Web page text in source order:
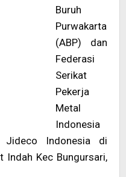
Buruh
Purwakarta
(ABP) dan
Federasi
Serikat
Pekerja
Metal
Indonesia
Jideco Indonesia di
Indah Kec Bungursari,